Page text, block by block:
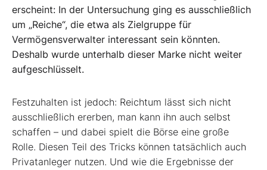
erscheint: In der Untersuchung ging es ausschließlich
um „Reiche“, die etwa als Zielgruppe für
Vermögensverwalter interessant sein könnten.
Deshalb wurde unterhalb dieser Marke nicht weiter
aufgeschlüsselt.
Festzuhalten ist jedoch: Reichtum lässt sich nicht
ausschließlich ererben, man kann ihn auch selbst
schaffen – und dabei spielt die Börse eine große
Rolle. Diesen Teil des Tricks können tatsächlich auch
Privatanleger nutzen. Und wie die Ergebnisse der